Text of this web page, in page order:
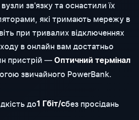
зв'язку та оснастили їх
які тримають мережу в
при тривалих відключеннях
в онлайн вам достатньо
пристрій — Оптичний термінал
звичайного PowerBank.
до1 Гбіт/сбез просідань